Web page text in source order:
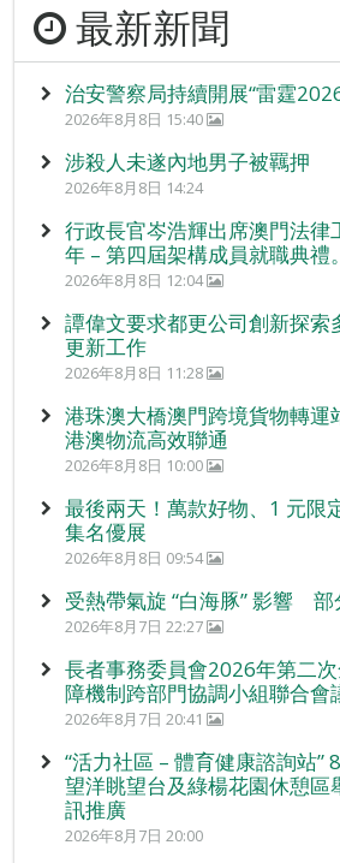
最新新聞
治安警察局持續開展“雷霆
2026年8月8日 15:40
涉殺人未遂內地男子被羈押
2026年8月8日 14:24
行政長官岑浩輝出席澳門法律
年 – 第四屆架構成員就職典禮。
2026年8月8日 12:04
譚偉文要求都更公司創新探索
更新工作
2026年8月8日 11:28
港珠澳大橋澳門跨境貨物轉運
港澳物流高效聯通
2026年8月8日 10:00
最後兩天！萬款好物、1 元限
集名優展
2026年8月8日 09:54
受熱帶氣旋 “白海豚” 影響 部
2026年8月7日 22:27
長者事務委員會2026年第二
障機制跨部門協調小組聯合會
2026年8月7日 20:41
“活力社區 – 體育健康諮詢站”
望洋眺望台及綠楊花園休憩區
訊推廣
2026年8月7日 20:00